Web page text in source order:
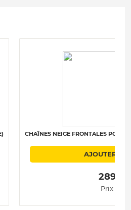
CHAÎNES NEIGE FRONTALES
AJOUTER
Prix